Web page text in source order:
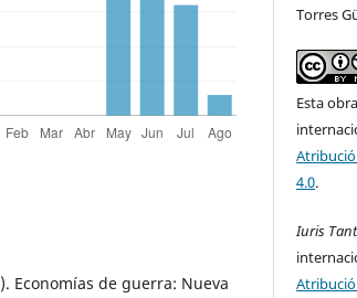
Economías de guerra: Nueva
Torres
Esta
4.0.
Iuris